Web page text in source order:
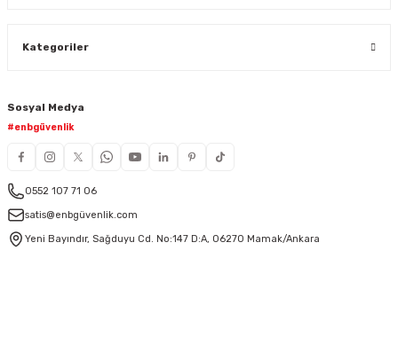
Kategoriler
Sosyal Medya
#enbgüvenlik
0552 107 71 06
satis@enbgüvenlik.com
Yeni Bayındır, Sağduyu Cd. No:147 D:A, 06270 Mamak/Ankara